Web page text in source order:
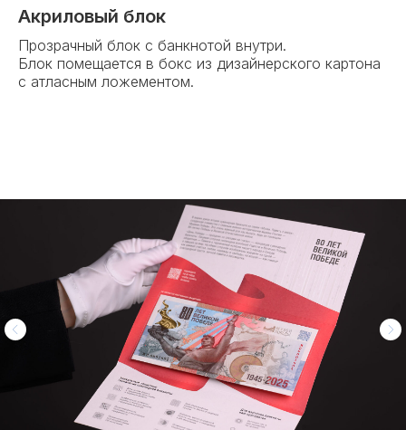
Акриловый блок
Прозрачный блок с банкнотой внутри.
Блок помещается в бокс из дизайнерского картона
с атласным ложементом.